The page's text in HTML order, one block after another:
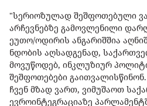
"სერიოზულად შეშფოთებული
არჩევნებზე გამოვლენილი
ეუთო/ოდირის ანგარიშშია
ნდობის აღსადგენად,
მოვუწოდებ, ინკლუზიურ
შეშფოთებები გაითვალისწინონ.
ჩვენ მზად ვართ, ვიმუშაოთ
ევროინტეგრაციაზე